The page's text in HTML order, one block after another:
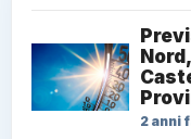
2 anni